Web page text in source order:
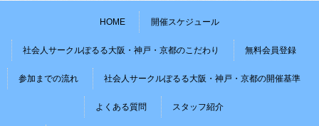
HOME 開催スケジュール
社会人サークルぽるる大阪・神戸・京都のこだわり 無料会員登録
参加までの流れ 社会人サークルぽるる大阪・神戸・京都の開催基準
よくある質問 スタッフ紹介